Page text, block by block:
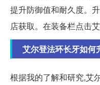
提升防御值和耐久度。
店获取。在装备栏点击
艾尔登法环长牙如何
根据我的了解和研究,艾